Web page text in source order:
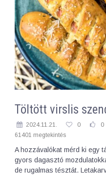
Töltött virslis
2024.11.21. 0 0
61401 megtekintés
A hozzávalókat mérd ki egy
gyors dagasztó
de rugalmas tésztát.